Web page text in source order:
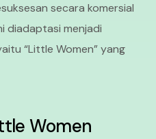
secara komersial
diadaptasi menjadi
“Little Women” yang
Women